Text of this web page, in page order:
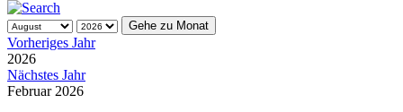
Gehe zu Monat
Vorheriges Jahr
2026
Nächstes Jahr
Februar 2026